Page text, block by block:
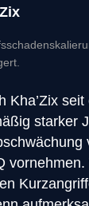
Kha’Zix seit
starker
vornehmen.